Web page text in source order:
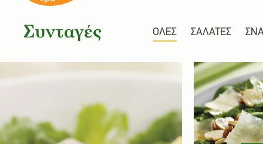
Συνταγές ΟΛΕΣ ΣΑΛΑΤΕΣ
Συνταγές